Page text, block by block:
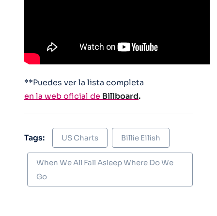
**Puedes ver la lista completa
en la web oficial de Billboard.
Tags: US Charts Billie Eilish
When We All Fall Asleep Where Do We
Go